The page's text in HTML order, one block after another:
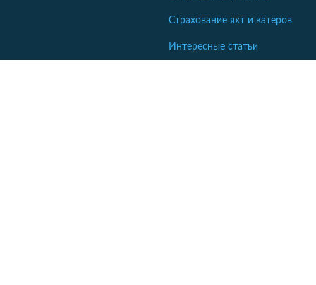
Страхование яхт и катеров
Интересные статьи